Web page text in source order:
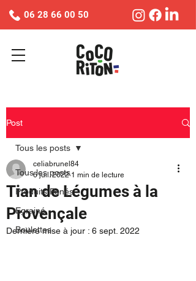
06 28 66 00 50
Post
Tous les posts
Produits Panés
Egrainé
Boulettes
Tous les posts
Tian de Légumes à la
Provençale
celiabrunel84
6 juil. 2022 1 min de lecture
Dernière mise à jour : 6 sept. 2022